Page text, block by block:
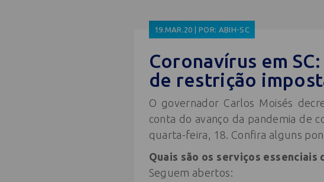
19.MAR.20 | POR: ABIH-SC
Coronavírus em
de restrição
O governador Carlos Moisés
conta do avanço da pandemia de
quarta-feira, 18. Confira alguns
Quais são os serviços essenciais
Seguem abertos: